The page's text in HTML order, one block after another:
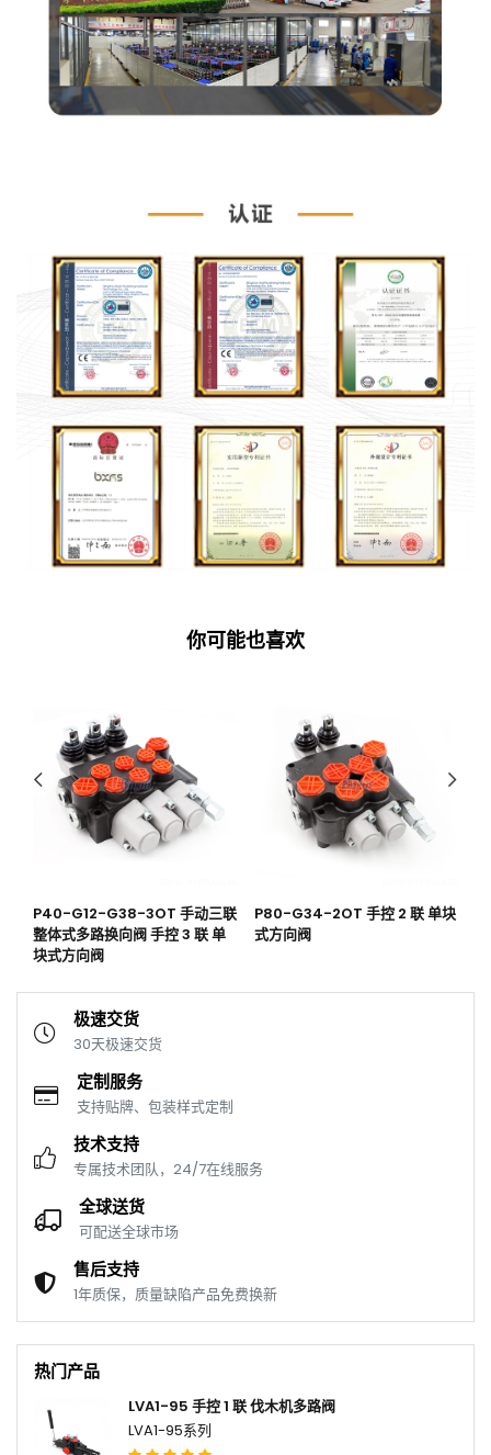
你可能也喜欢
P40-G12-G38-3OT 手动三联
整体式多路换向阀 手控 3 联 单
块式方向阀
P80-G34-2OT 手控 2 联 单块
式方向阀
极速交货
30天极速交货
定制服务
支持贴牌、包装样式定制
技术支持
专属技术团队，24/7在线服务
全球送货
可配送全球市场
售后支持
1年质保，质量缺陷产品免费换新
热门产品
LVA1-95 手控 1 联 伐木机多路阀
LVA1-95系列